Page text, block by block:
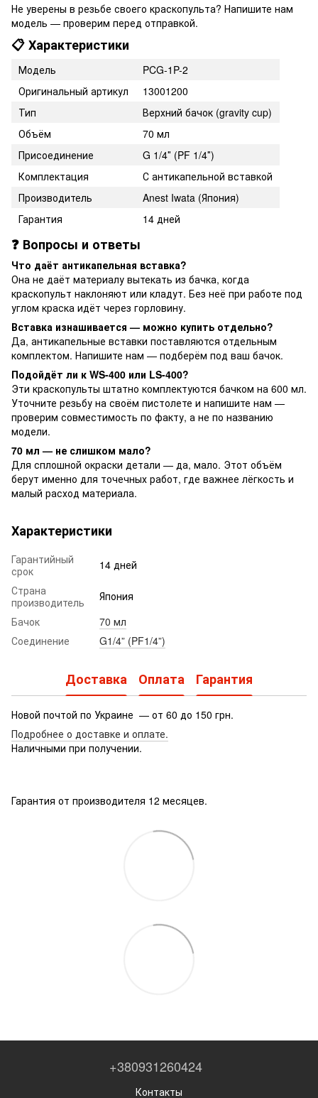
Не уверены в резьбе своего краскопульта? Напишите нам
модель — проверим перед отправкой.
📋 Характеристики
Модель
PCG-1P-2
Оригинальный артикул
13001200
Тип
Верхний бачок (gravity cup)
Объём
70 мл
Присоединение
G 1/4″ (PF 1/4″)
Комплектация
С антикапельной вставкой
Производитель
Anest Iwata (Япония)
Гарантия
14 дней
❓ Вопросы и ответы
Что даёт антикапельная вставка?
Она не даёт материалу вытекать из бачка, когда
краскопульт наклоняют или кладут. Без неё при работе под
углом краска идёт через горловину.
Вставка изнашивается — можно купить отдельно?
Да, антикапельные вставки поставляются отдельным
комплектом. Напишите нам — подберём под ваш бачок.
Подойдёт ли к WS-400 или LS-400?
Эти краскопульты штатно комплектуются бачком на 600 мл.
Уточните резьбу на своём пистолете и напишите нам —
проверим совместимость по факту, а не по названию
модели.
70 мл — не слишком мало?
Для сплошной окраски детали — да, мало. Этот объём
берут именно для точечных работ, где важнее лёгкость и
малый расход материала.
Характеристики
Гарантийный
срок
14 дней
Страна
производитель
Япония
Бачок
70 мл
Соединение
G1/4” (PF1/4”)
Доставка Оплата Гарантия
Новой почтой по Украине — от 60 до 150 грн.
Подробнее о доставке и оплате.
Наличными при получении.
Гарантия от производителя 12 месяцев.
+380931260424
Контакты